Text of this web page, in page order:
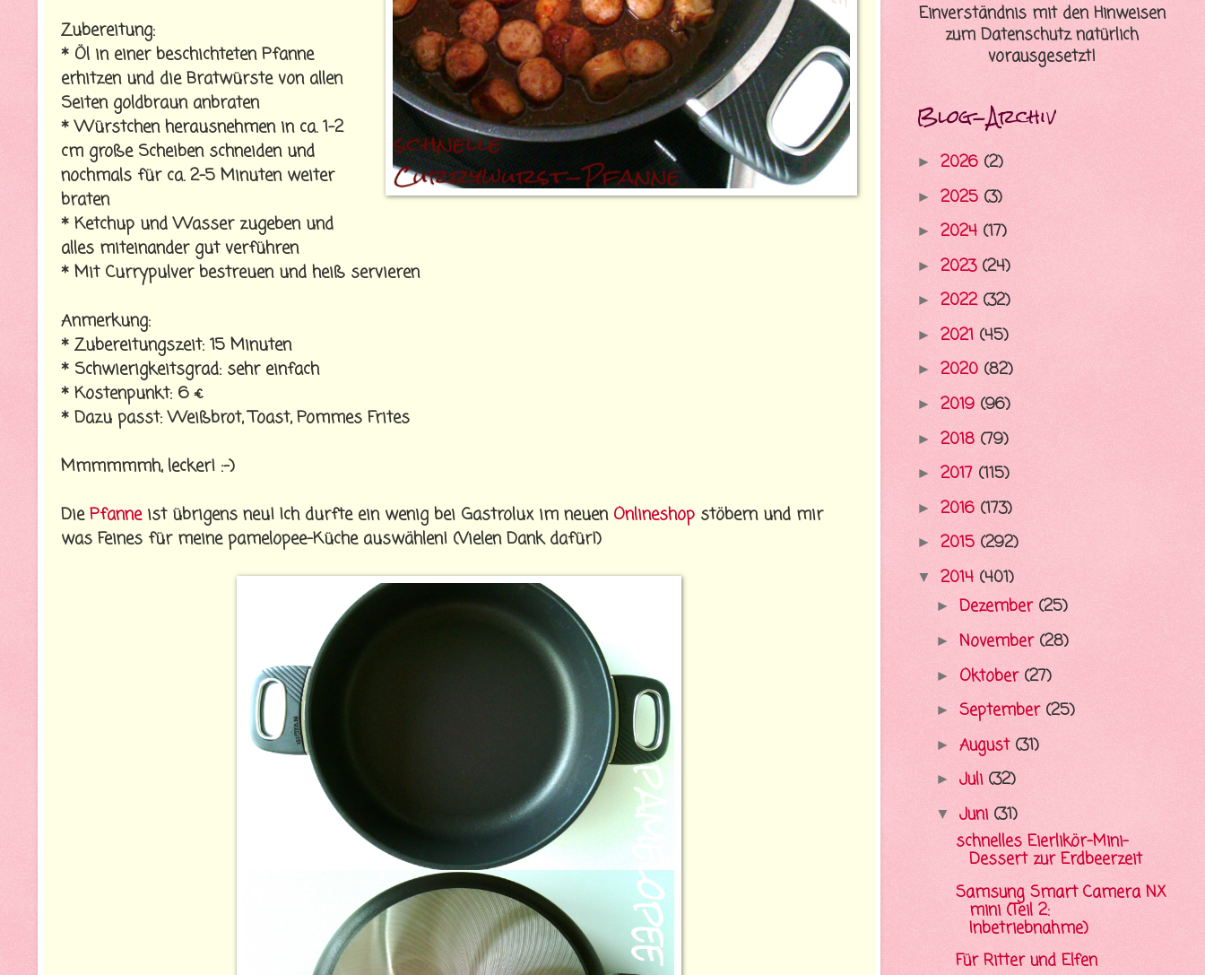
Zubereitung:
* Öl in einer beschichteten Pfanne
erhitzen und die Bratwürste von allen
Seiten goldbraun anbraten
* Würstchen herausnehmen in ca. 1-2
cm große Scheiben schneiden und
nochmals für ca. 2-5 Minuten weiter
braten
* Ketchup und Wasser zugeben und
alles miteinander gut verführen
* Mit Currypulver bestreuen und heiß servieren
Anmerkung:
* Zubereitungszeit: 15 Minuten
* Schwierigkeitsgrad: sehr einfach
* Kostenpunkt: 6 €
* Dazu passt: Weißbrot, Toast, Pommes Frites
Mmmmmmh, lecker! :-)
DiePfanneist übrigens neu! Ich durfte ein wenig bei Gastrolux im neuen Onlineshop stöbern und mir
was Feines für meine pamelopee-Küche auswählen! (Vielen Dank dafür!)
Einverständnis mit den Hinweisen
zum Datenschutz natürlich
vorausgesetzt!
Blog-Archiv
► 2026 (2)
► 2025 (3)
► 2024 (17)
► 2023 (24)
► 2022 (32)
► 2021 (45)
► 2020 (82)
► 2019 (96)
► 2018 (79)
► 2017 (115)
► 2016 (173)
► 2015 (292)
▼ 2014 (401)
► Dezember (25)
► November (28)
► Oktober (27)
► September (25)
► August (31)
► Juli (32)
▼ Juni (31)
schnelles Eierlikör-Mini-
Dessert zur Erdbeerzeit
Samsung Smart Camera NX
mini (Teil 2:
Inbetriebnahme)
Für Ritter und Elfen